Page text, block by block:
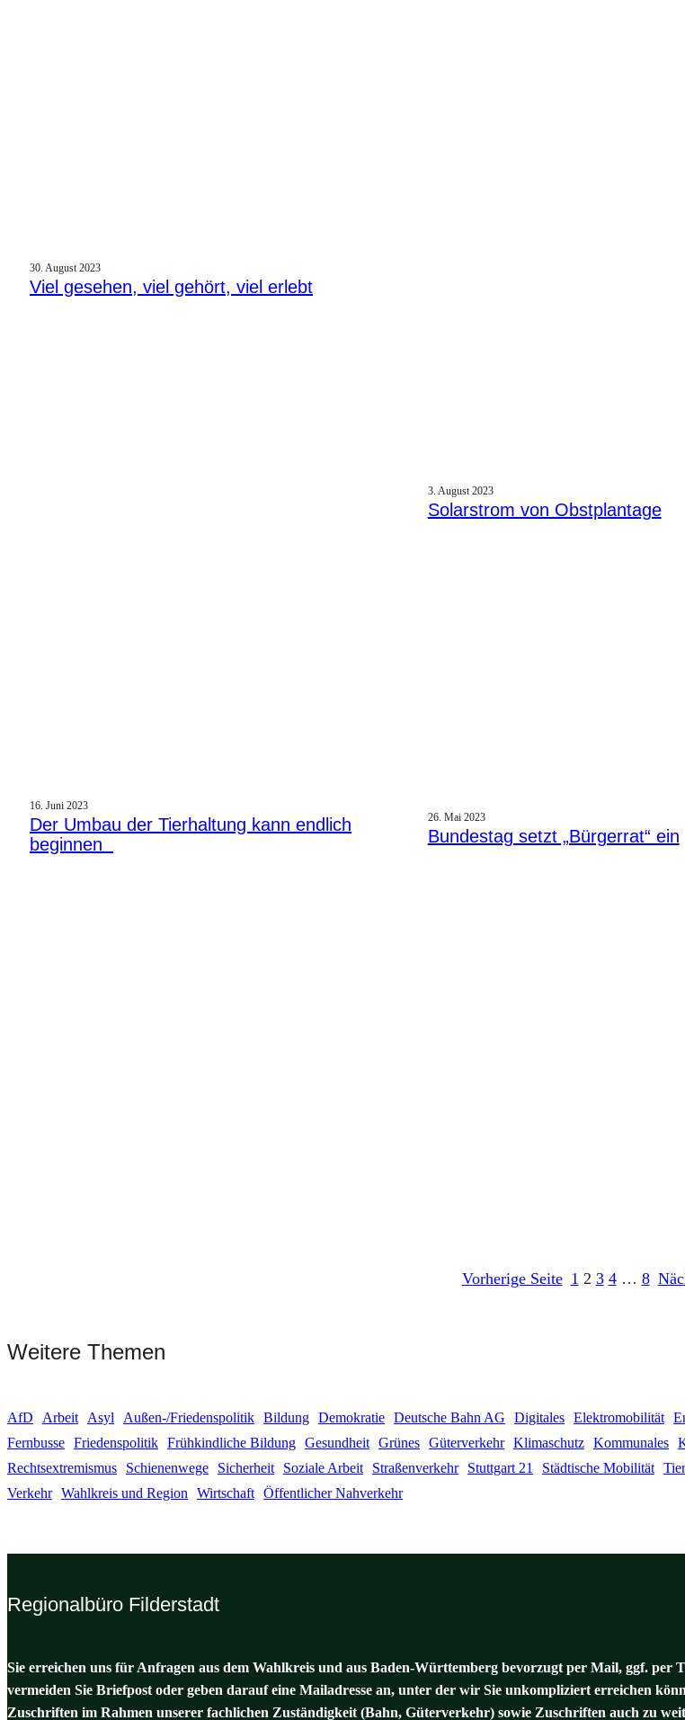
30. August 2023
Viel gesehen, viel gehört, viel erlebt
3. August 2023
Solarstrom von Obstplantage
16. Juni 2023
Der Umbau der Tierhaltung kann endlich
beginnen
26. Mai 2023
Bundestag setzt „Bürgerrat“ ein
Vorherige Seite 1 2 3 4 … 8
Weitere Themen
AfD Arbeit Asyl Außen-/Friedenspolitik Bildung Demokratie Deutsche Bahn AG Digitales Elektromobilität
Fernbusse Friedenspolitik Frühkindliche Bildung Gesundheit Grünes Güterverkehr Klimaschutz Kommunales
Rechtsextremismus
Schienenwege Sicherheit Soziale Arbeit Straßenverkehr Stuttgart 21 Städtische Mobilität
Verkehr Wahlkreis und Region Wirtschaft Öffentlicher Nahverkehr
Regionalbüro Filderstadt
Sie erreichen uns für Anfragen aus dem Wahlkreis und aus Baden-Württemberg bevorzugt per Mail, ggf. per
vermeiden Sie Briefpost oder geben darauf eine Mailadresse an, unter der wir Sie unkompliziert erreichen
Zuschriften im Rahmen unserer fachlichen Zuständigkeit (Bahn, Güterverkehr) sowie Zuschriften auch zu